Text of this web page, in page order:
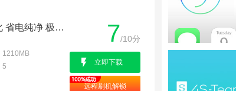
三星 N9108V（NOTE4）刷机包 深度精简 全局优化 省电纯净 极度流畅 性能增强版
1210MB
5
7/10分
立即下载
远程刷机解锁